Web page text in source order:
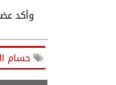
وأكد
حسام